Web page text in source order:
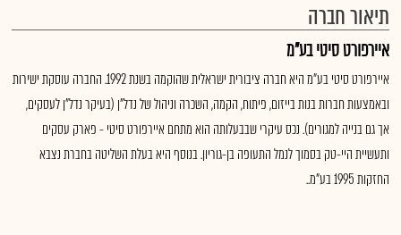
תיאור חברה
איירפורט סיטי בע"מ
איירפורט סיטי בע"מ היא חברה ציבורית ישראלית שהוקמה בשנת 1992. החברה עוסקת ישירות
ובאמצעות חברות בנות בייזום, פיתוח, הקמה, השכרה וניהול של נדל"ן (בעיקר נדל"ן לעסקים,
אך גם בנייה למגורים). נכס עיקרי שבבעלותה הוא מתחם איירפורט סיטי - פארק עסקים
ותעשיית היי-טק בסמוך לנמל התעופה בן-גוריון. בנוסף היא בעלת השליטה בחברת נצבא
החזקות 1995 בע"מ..